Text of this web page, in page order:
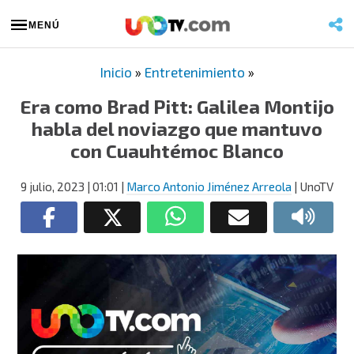
MENÚ
Inicio » Entretenimiento »
Era como Brad Pitt: Galilea Montijo
habla del noviazgo que mantuvo
con Cuauhtémoc Blanco
9 julio, 2023 | 01:01 | Marco Antonio Jiménez Arreola | UnoTV